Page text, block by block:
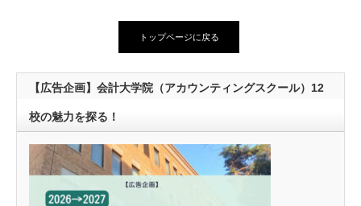
トップページに戻る
【広告企画】会計大学院（アカウンティングスクール）12
校の魅力を探る！